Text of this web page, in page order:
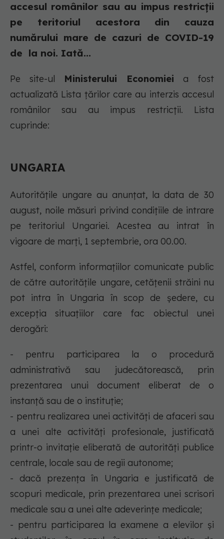
accesul românilor sau au impus restricții
pe teritoriul acestora din cauza
numărului mare de cazuri de COVID-19
de la noi. Iată...
Pe site-ul Ministerului Economiei a fost
actualizată Lista țărilor care au interzis accesul
românilor sau au impus restricții. Lista
cuprinde:
UNGARIA
Autoritățile ungare au anunţat, la data de 30
august, noile măsuri privind condițiile de intrare
pe teritoriul Ungariei. Acestea au intrat în
vigoare de marţi, 1 septembrie, ora 00.00.
Astfel, conform informațiilor comunicate public
de către autoritățile ungare, cetăţenii străini nu
pot intra în Ungaria în scop de şedere, cu
excepţia situaţiilor care fac obiectul unei
derogări:
- pentru participarea la o procedură
administrativă sau judecătorească, prin
prezentarea unui document eliberat de o
instanţă sau de o instituţie;
- pentru realizarea unei activități de afaceri sau
a unei alte activități profesionale, justificată
printr-o invitaţie eliberată de autorităţi publice
centrale, locale sau de regii autonome;
- dacă prezența în Ungaria e justificată de
scopuri medicale, prin prezentarea unei scrisori
medicale sau a unei alte adeverinţe medicale;
- pentru participarea la examene a elevilor şi